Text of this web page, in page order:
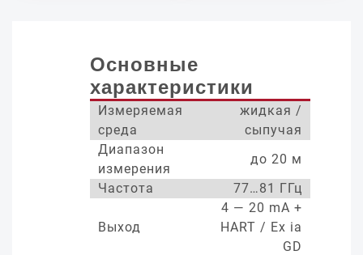
Основные
характеристики
Измеряемая
среда
жидкая /
сыпучая
Диапазон
измерения
до 20 м
Частота
77…81 ГГц
Выход
4 — 20 mA +
HART / Ex ia
GD